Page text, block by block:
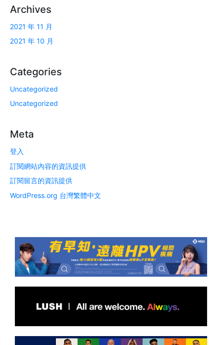
Archives
2021 年 11 月
2021 年 10 月
Categories
Uncategorized
Uncategorized
Meta
登入
訂閱網站內容的資訊提供
訂閱留言的資訊提供
WordPress.org 台灣繁體中文